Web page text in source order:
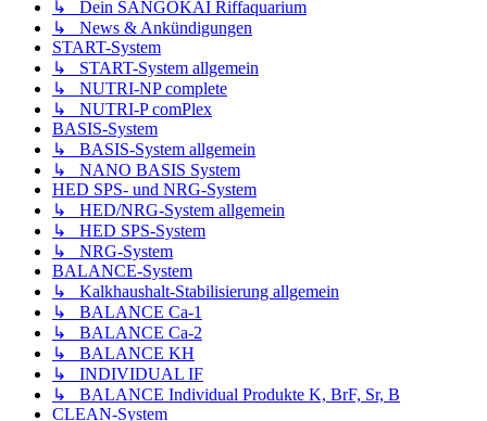
↳ Dein SANGOKAI Riffaquarium
↳ News & Ankündigungen
START-System
↳ START-System allgemein
↳ NUTRI-NP complete
↳ NUTRI-P comPlex
BASIS-System
↳ BASIS-System allgemein
↳ NANO BASIS System
HED SPS- und NRG-System
↳ HED/NRG-System allgemein
↳ HED SPS-System
↳ NRG-System
BALANCE-System
↳ Kalkhaushalt-Stabilisierung allgemein
↳ BALANCE Ca-1
↳ BALANCE Ca-2
↳ BALANCE KH
↳ INDIVIDUAL IF
↳ BALANCE Individual Produkte K, BrF, Sr, B
CLEAN-System